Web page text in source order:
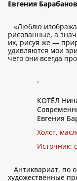
Евгения
«Люблю
рисованные, а
их, рисуя же —
удивляются мои
чего они всегда
КОТЁЛ
Евгения
Холст,
Источник:
Антиквариат, по
художественные